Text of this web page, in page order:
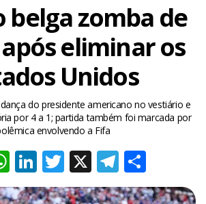
belga zomba de
eliminar os
Unidos
do presidente americano no vestiário e
por 4 a 1; partida também foi marcada por
envolvendo a Fifa
WhatsApp
LinkedIn
Twitter
X